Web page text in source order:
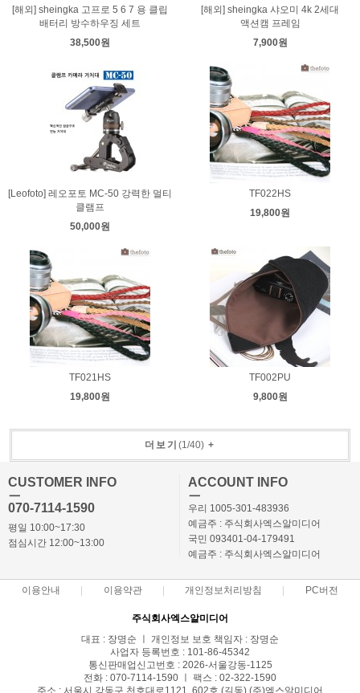
[해외] sheingka 고프로 5 6 7 용 클립
배터리 방수하우징 세트
38,500원
[해외] sheingka 샤오미 4k 2세대
액션캠 프레임
7,900원
[Leofoto] 레오포토 MC-50 강력한 멀티
클램프
50,000원
TF022HS
19,800원
TF021HS
19,800원
TF002PU
9,800원
더보기 (1/40) +
CUSTOMER INFO
ㅡ
070-7114-1590
평일 10:00~17:30
점심시간 12:00~13:00
ACCOUNT INFO
ㅡ
우리 1005-301-483936
예금주 : 주식회사엑스알미디어
국민 093401-04-179491
예금주 : 주식회사엑스알미디어
이용안내 이용약관 개인정보처리방침 PC버전
주식회사엑스알미디어
대표 : 장명순 ㅣ 개인정보 보호 책임자 : 장명순
사업자 등록번호 : 101-86-45342
통신판매업신고번호 : 2026-서울강동-1125
전화 : 070-7114-1590 ㅣ 팩스 : 02-322-1590
주소 : 서울시 강동구 천호대로1121, 602호 (길동) (주)엑스알미디어